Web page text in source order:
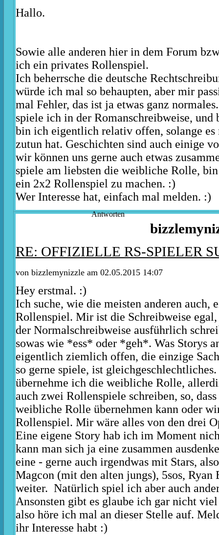
Hallo.
Sowie alle anderen hier in dem Forum
ich ein privates Rollenspiel.
Ich beherrsche die deutsche
würde ich mal so behaupten, aber mir
mal Fehler, das ist ja etwas ganz
spiele ich in der Romanschreibweise, und
bin ich eigentlich relativ offen, solange es
zutun hat. Geschichten sind auch einige
wir können uns gerne auch etwas
spiele am liebsten die weibliche Rolle,
ein 2x2 Rollenspiel zu machen. :)
Wer Interesse hat, einfach mal melden. :)
Antworten
RE: OFFIZIELLE RS-SPIELER
von bizzlemynizzle am 02.05.2015 14:07
Hey erstmal. :)
Ich suche, wie die meisten anderen auch,
Rollenspiel. Mir ist die Schreibweise
der Normalschreibweise ausführlich
sowas wie *ess* oder *geh*. Was Storys
eigentlich ziemlich offen, die einzige
so gerne spiele, ist
übernehme ich die weibliche Rolle,
auch zwei Rollenspiele schreiben, so,
weibliche Rolle übernehmen kann oder
Rollenspiel. Mir wäre alles von den drei
Eine eigene Story hab ich im Moment
kann man sich ja eine zusammen
eine - gerne auch irgendwas mit Stars,
Magcon (mit den alten jungs), 5sos, Ryan
weiter. Natürlich spiel ich aber auch
Ansonsten gibt es glaube ich gar nicht
also höre ich mal an dieser Stelle auf.
ihr Interesse habt :)